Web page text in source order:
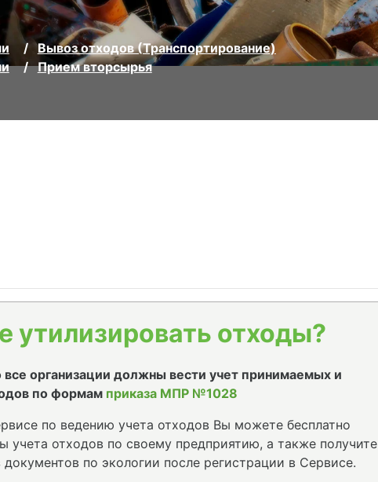
Вывоз отходов (Транспортирование)
Прием вторсырья
утилизировать отходы?
все организации должны вести учет принимаемых и
по формам приказа МПР №1028
по ведению учета отходов Вы можете бесплатно
учета отходов по своему предприятию, а также получите
документов по экологии после регистрации в Сервисе.